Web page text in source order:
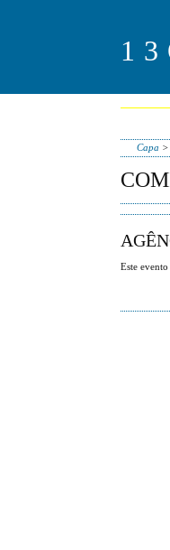
Capa >
Este